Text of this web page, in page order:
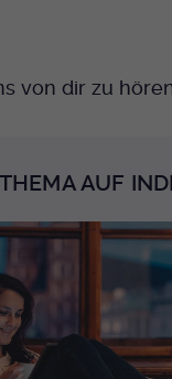
von dir zu
AUF